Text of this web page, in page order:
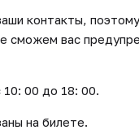
контакты,
сможем вас
10: 00 до 18: 00.
на билете.